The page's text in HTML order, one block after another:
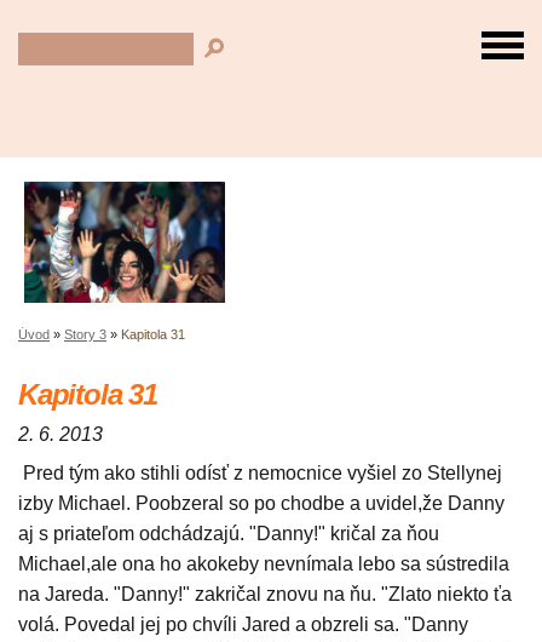
Úvod » Story 3 » Kapitola 31
Kapitola 31
2. 6. 2013
Pred tým ako stihli odísť z nemocnice vyšiel zo Stellynej
izby Michael. Poobzeral so po chodbe a uvidel,že Danny
aj s priateľom odchádzajú. "Danny!" kričal za ňou
Michael,ale ona ho akokeby nevnímala lebo sa sústredila
na Jareda. "Danny!" zakričal znovu na ňu. "Zlato niekto ťa
volá. Povedal jej po chvíli Jared a obzreli sa. "Danny